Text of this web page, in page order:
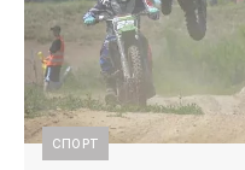
СПОРТ